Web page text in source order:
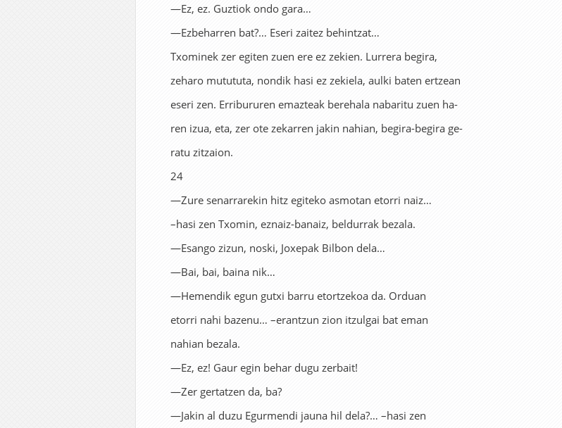
—Ez, ez. Guztiok ondo gara…
—Ezbeharren bat?… Eseri zaitez behintzat…
Txominek zer egiten zuen ere ez zekien. Lurrera begira,
zeharo mutututa, nondik hasi ez zekiela, aulki baten ertzean
eseri zen. Erribururen emazteak berehala nabaritu zuen ha-
ren izua, eta, zer ote zekarren jakin nahian, begira-begira ge-
ratu zitzaion.
24
—Zure senarrarekin hitz egiteko asmotan etorri naiz…
–hasi zen Txomin, eznaiz-banaiz, beldurrak bezala.
—Esango zizun, noski, Joxepak Bilbon dela…
—Bai, bai, baina nik…
—Hemendik egun gutxi barru etortzekoa da. Orduan
etorri nahi bazenu… –erantzun zion itzulgai bat eman
nahian bezala.
—Ez, ez! Gaur egin behar dugu zerbait!
—Zer gertatzen da, ba?
—Jakin al duzu Egurmendi jauna hil dela?… –hasi zen